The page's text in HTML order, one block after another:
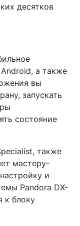
десятков
а также
вы
запускать
состояние
также
мастеру-
и
Pandora DX-
к блоку